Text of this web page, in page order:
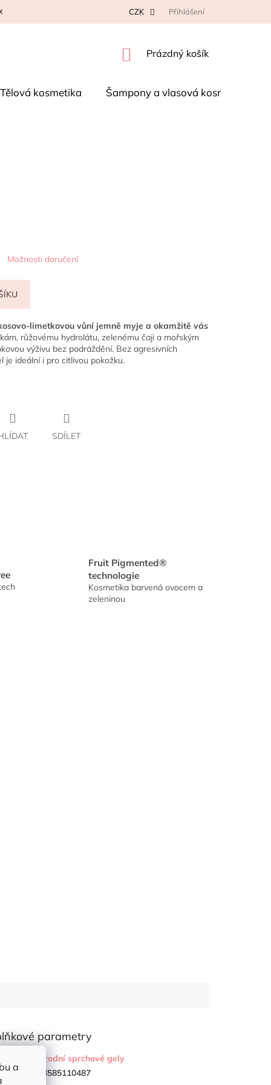
a
NA REKLAMACI KONTAKTY OBCHODNÍ PODMÍNKY
CZK Přihlášení
NÁKUPNÍ
Prázdný košík
Tělová kosmetika Šampony a vlasová kosmetika
Možnosti doručení
limetkovou vůní jemně myje a okamžitě vás
růžovému hydrolátu, zelenému čaji a mořským
výživu bez podráždění. Bez agresivních
je ideální i pro citlivou pokožku.
SDÍLET
Fruit Pigmented®
technologie
Kosmetika barvená ovocem a
zeleninou
parametry
Přírodní sprchové gely
: 843585110487